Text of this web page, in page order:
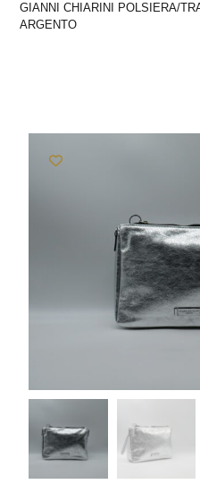
GIANNI CHIARINI POLSIERA/
ARGENTO